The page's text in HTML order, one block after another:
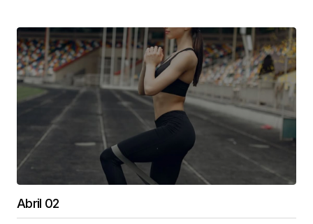
Abril 02